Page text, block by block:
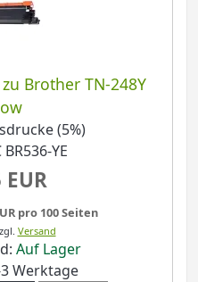
Brother TN-248Y
(5%)
YE
pro 100 Seiten
Versand
Auf Lager
Werktage